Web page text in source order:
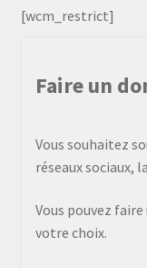
[wcm_restrict]
Faire un
Vous souhaitez
réseaux sociaux,
Vous pouvez
votre choix.